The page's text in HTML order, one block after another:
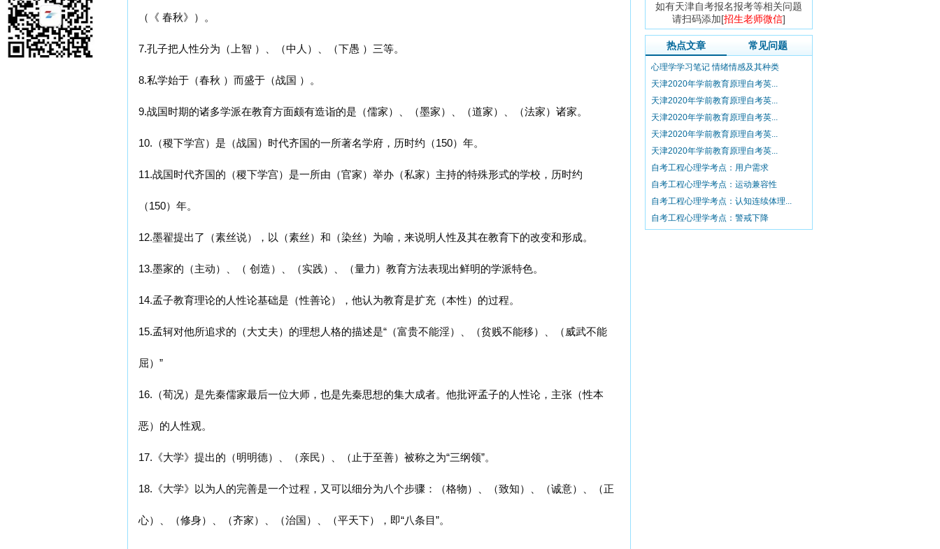
（《 春秋》）。
7.孔子把人性分为（上智 ）、（中人）、（下愚 ）三等。
8.私学始于（春秋 ）而盛于（战国 ）。
9.战国时期的诸多学派在教育方面颇有造诣的是（儒家）、（墨家）、（道家）、（法家）诸家。
10.（稷下学宫）是（战国）时代齐国的一所著名学府，历时约（150）年。
11.战国时代齐国的（稷下学宫）是一所由（官家）举办（私家）主持的特殊形式的学校，历时约
（150）年。
12.墨翟提出了（素丝说），以（素丝）和（染丝）为喻，来说明人性及其在教育下的改变和形成。
13.墨家的（主动）、（ 创造）、（实践）、（量力）教育方法表现出鲜明的学派特色。
14.孟子教育理论的人性论基础是（性善论），他认为教育是扩充（本性）的过程。
15.孟轲对他所追求的（大丈夫）的理想人格的描述是“（富贵不能淫）、（贫贱不能移）、（威武不能
屈）”
16.（荀况）是先秦儒家最后一位大师，也是先秦思想的集大成者。他批评孟子的人性论，主张（性本
恶）的人性观。
17.《大学》提出的（明明德）、（亲民）、（止于至善）被称之为“三纲领”。
18.《大学》以为人的完善是一个过程，又可以细分为八个步骤：（格物）、（致知）、（诚意）、（正
心）、（修身）、（齐家）、（治国）、（平天下），即“八条目”。
如有天津自考报名报考等相关问题
请扫码添加[招生老师微信]
热点文章 常见问题
心理学学习笔记 情绪情感及其种类
天津2020年学前教育原理自考英...
天津2020年学前教育原理自考英...
天津2020年学前教育原理自考英...
天津2020年学前教育原理自考英...
天津2020年学前教育原理自考英...
自考工程心理学考点：用户需求
自考工程心理学考点：运动兼容性
自考工程心理学考点：认知连续体理...
自考工程心理学考点：警戒下降